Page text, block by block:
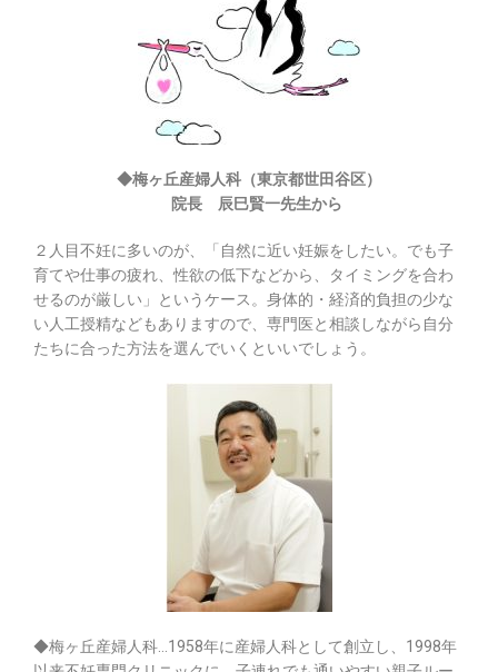
◆梅ヶ丘産婦人科（東京都世田谷区）
院長 辰巳賢一先生から
２人目不妊に多いのが、「自然に近い妊娠をしたい。でも子
育てや仕事の疲れ、性欲の低下などから、タイミングを合わ
せるのが厳しい」というケース。身体的・経済的負担の少な
い人工授精などもありますので、専門医と相談しながら自分
たちに合った方法を選んでいくといいでしょう。
◆梅ヶ丘産婦人科…1958年に産婦人科として創立し、1998年